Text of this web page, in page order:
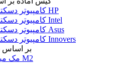
کامپیوتر دسکتاپ HP
کامپیوتر دسکتاپ Intel
کامپیوتر دسکتاپ Asus
کامپیوتر دسکتاپ Innovers
بر اساس
مک مینی M2